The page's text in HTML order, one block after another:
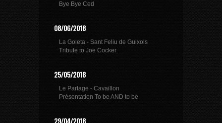
Bye Bye Ced
08/06/2018
La Goleta - Sant Feliu de Guixols
Tribute to Joe Cocker
25/05/2018
Le Partage - Cavaillon
Présentation To be AND to be
29/04/2018